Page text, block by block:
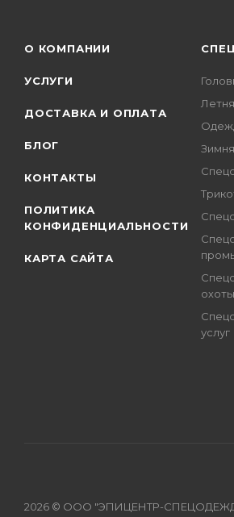
О КОМПАНИИ
УСЛУГИ
ДОСТАВКА И ОПЛАТА
БЛОГ
КОНТАКТЫ
ПОЛИТИКА
КОНФИДЕНЦИАЛЬНОСТИ
КАРТА САЙТА
услуг
2026 © ООО "ЭПИЦЕНТР-СПЕЦОДЕЖДА"